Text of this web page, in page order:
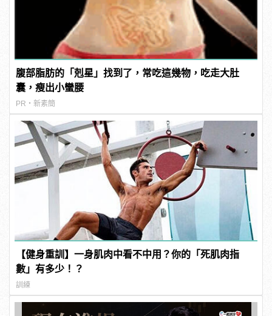
腹部脂肪的「剋星」找到了，常吃這幾物，吃走大肚
囊，瘦出小蠻腰
PR・新素簡
【健身重訓】一身肌肉中看不中用？你的「死肌肉指
數」有多少！？
訓練